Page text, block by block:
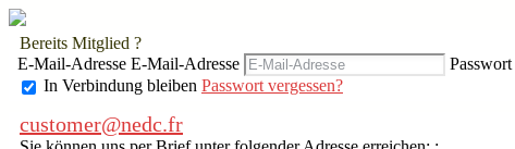
Bereits Mitglied ?
E-Mail-Adresse E-Mail-Adresse Passwort
In Verbindung bleiben Passwort vergessen?
customer@nedc.fr